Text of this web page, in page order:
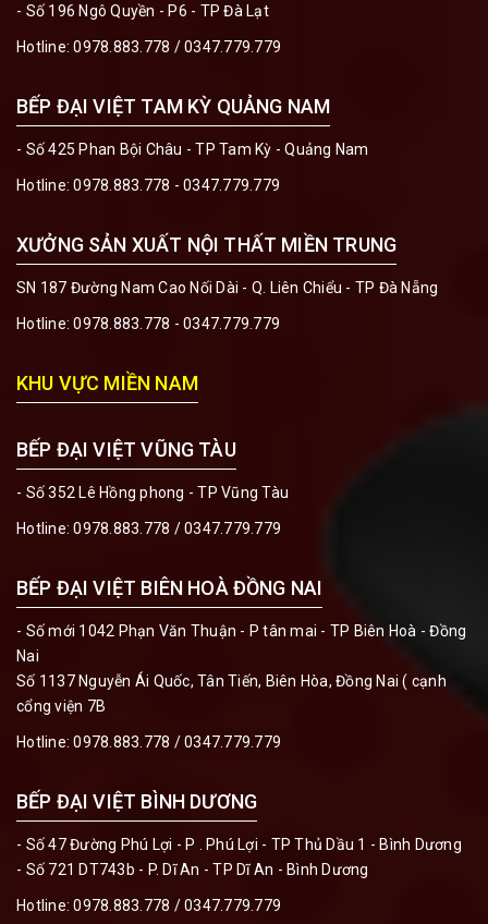
- Số 196 Ngô Quyền - P6 - TP Đà Lạt
Hotline:0978.883.778 /0347.779.779
BẾP ĐẠI VIỆT TAM KỲ QUẢNG NAM
- Số 425 Phan Bội Châu - TP Tam Kỳ - Quảng Nam
Hotline:0978.883.778 - 0347.779.779
XƯỞNG SẢN XUẤT NỘI THẤT MIỀN TRUNG
SN 187 Đường Nam Cao Nối Dài - Q. Liên Chiểu - TP Đà Nẵng
Hotline:0978.883.778 - 0347.779.779
KHU VỰC MIỀN NAM
BẾP ĐẠI VIỆT VŨNG TÀU
- Số 352 Lê Hồng phong - TP Vũng Tàu
Hotline:0978.883.778 / 0347.779.779
BẾP ĐẠI VIỆT BIÊN HOÀ ĐỒNG NAI
- Số mới 1042 Phạn Văn Thuận - P tân mai - TP Biên Hoà - Đồng
Nai
Số 1137 Nguyễn Ái Quốc, Tân Tiến, Biên Hòa, Đồng Nai ( cạnh
cổng viện 7B
Hotline:0978.883.778 / 0347.779.779
BẾP ĐẠI VIỆT BÌNH DƯƠNG
- Số 47 Đường Phú Lợi - P . Phú Lợi - TP Thủ Dầu 1 - Bình Dương
- Số 721 DT743b - P. Dĩ An - TP Dĩ An - Bình Dương
Hotline:0978.883.778 / 0347.779.779